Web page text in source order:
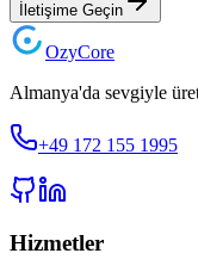
İletişime Geçin
OzyCore
Almanya'da sevgiyle
+49 172 155 1995
Hizmetler